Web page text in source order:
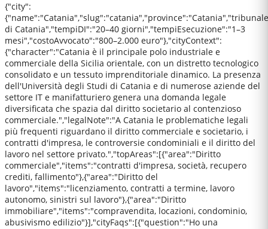
{"city":
di Catania","tempiDI":"20–40 giorni","tempiEsecuzione":"1–3
mesi","costoAvvocato":"800–2.000 euro"},"cityContext":
{"character":"Catania è il principale polo industriale e
commerciale della Sicilia orientale, con un distretto tecnologico
consolidato e un tessuto imprenditoriale dinamico. La presenza
dell'Università degli Studi di Catania e di numerose aziende del
settore IT e manifatturiero genera una domanda legale
diversificata che spazia dal diritto societario al contenzioso
commerciale.","legalNote":"A Catania le problematiche legali
più frequenti riguardano il diritto commerciale e societario, i
contratti d'impresa, le controversie condominiali e il diritto del
lavoro nel settore privato.","topAreas":[{"area":"Diritto
commerciale","items":"contratti d'impresa, società, recupero
crediti, fallimento"},{"area":"Diritto del
lavoro","items":"licenziamento, contratti a termine, lavoro
autonomo, sinistri sul lavoro"},{"area":"Diritto
immobiliare","items":"compravendita, locazioni, condominio,
abusivismo edilizio"}],"cityFaqs":[{"question":"Ho una